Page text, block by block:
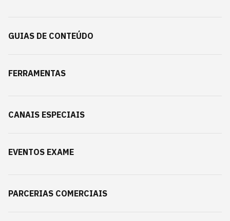
GUIAS DE CONTEÚDO
FERRAMENTAS
CANAIS ESPECIAIS
EVENTOS EXAME
PARCERIAS COMERCIAIS